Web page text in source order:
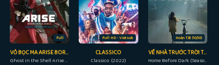
Full
VỎ BỌC MA ARISE BORDER: 2 MA THÌ THẦM
Ghost in the Shell Arise - Border 2: Ghost Whispers (2013)
Full HD - Vietsub
CLASSICO
Classico (2022)
Hoàn Tất (10/10)
VỀ NHÀ TRƯỚC TRỜI TỐI (PHẦN 1)
Home Before Dark (Season 1) (2020)